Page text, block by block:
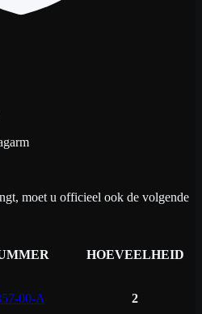
moet u officieel ook de volgende
HOEVEELHEID
00-A 2